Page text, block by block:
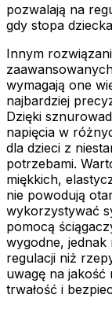
pozwalają na
gdy stopa
Innym
wymagają one
najbardziej
Dzięki
napięcia w
dla dzieci z
potrzebami.
miękkich,
nie powodują
wykorzystywać
pomocą
wygodne,
regulacji niż
uwagę na jakość
trwałość i